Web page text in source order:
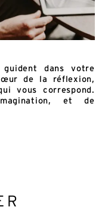
dans votre
de la réflexion,
vous correspond.
et de